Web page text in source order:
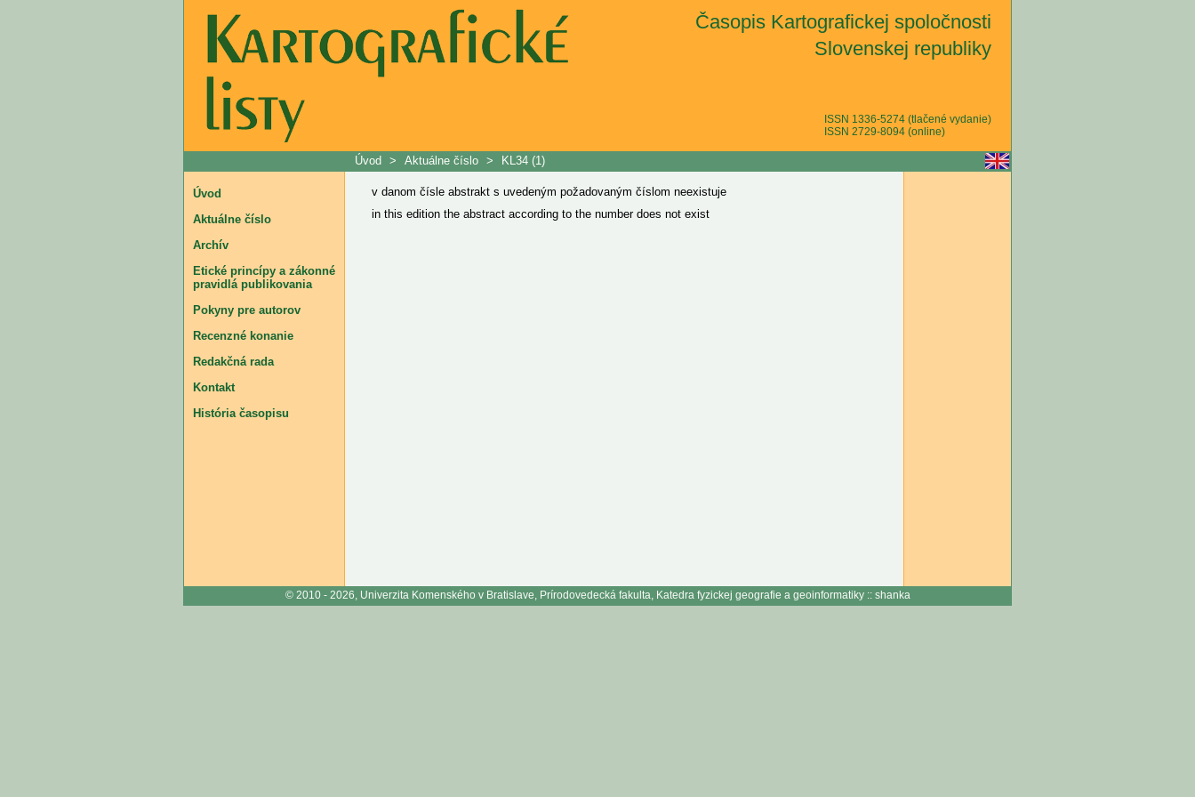
Časopis Kartografickej spoločnosti
Slovenskej republiky
ISSN 1336-5274 (tlačené vydanie)
ISSN 2729-8094 (online)
Úvod > Aktuálne číslo > KL34 (1)
Úvod
Aktuálne číslo
Archív
Etické princípy a zákonné
pravidlá publikovania
Pokyny pre autorov
Recenzné konanie
Redakčná rada
Kontakt
História časopisu
v danom čísle abstrakt s uvedeným požadovaným číslom neexistuje
in this edition the abstract according to the number does not exist
© 2010 - 2026, Univerzita Komenského v Bratislave, Prírodovedecká fakulta, Katedra fyzickej geografie a geoinformatiky :: shanka